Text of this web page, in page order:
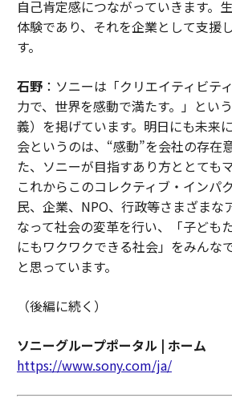
自己肯定感につながっていきます。
体験であり、それを企業として支援
す。
石野：ソニーは「クリエイティビテ
力で、世界を感動で満たす。」とい
義）を掲げています。明日にも未来
会というのは、“感動”を会社の存在
た、ソニーが目指すあり方ととても
これからこのコレクティブ・インパ
民、企業、NPO、行政等さまざまな
なって社会の変革を行い、「子ども
にもワクワクできる社会」をみんな
と思っています。
（後編に続く）
ソニーグループポータル | ホーム
https://www.sony.com/ja/